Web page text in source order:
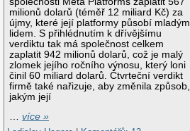
milionů dolarů (téměř 12 miliard Kč) za
újmy, které její platformy působí mladým
lidem. S přihlédnutím k dřívějšímu
verdiktu tak má společnost celkem
zaplatit 942 milionů dolarů, což je malý
zlomek jejího ročního výnosu, který loni
činil 60 miliard dolarů. Čtvrteční verdikt
firmě také nařizuje, aby změnila způsob,
jakým její
…více »